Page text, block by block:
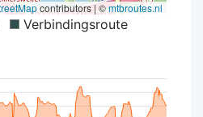
contributors | ©mtbroutes.nl
Verbindingsroute